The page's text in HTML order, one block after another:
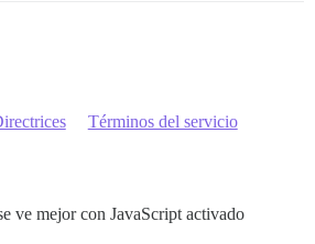
Términos del servicio
ve mejor con JavaScript activado